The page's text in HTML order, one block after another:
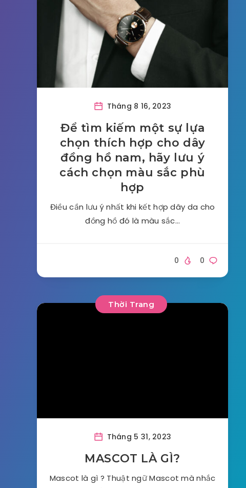
Tháng 8 16, 2023
Để tìm kiếm một sự lựa
chọn thích hợp cho dây
đồng hồ nam, hãy lưu ý
cách chọn màu sắc phù
hợp
Điều cần lưu ý nhất khi kết hợp dây da cho
đồng hồ đó là màu sắc…
0
0
Thời Trang
Tháng 5 31, 2023
MASCOT LÀ GÌ?
Mascot là gì ? Thuật ngữ Mascot mà nhắc